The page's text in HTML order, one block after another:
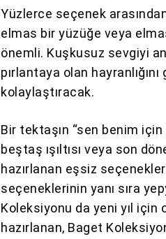
Yüzlerce seçenek
elmas bir yüzüğe veya
önemli. Kuşkusuz sevgiyi
pırlantaya olan
kolaylaştıracak.
Bir tektaşın “sen benim için
beştaş ışıltısı veya son
hazırlanan eşsiz
seçeneklerinin yanı sıra
Koleksiyonu da yeni yıl
hazırlanan, Baget